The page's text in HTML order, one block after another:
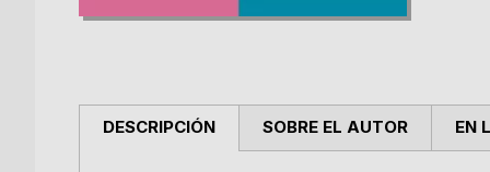
DESCRIPCIÓN SOBRE EL AUTOR EN